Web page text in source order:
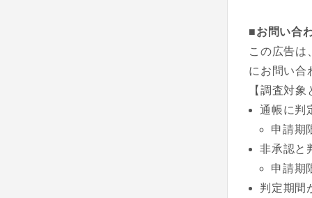
■お問い合
この広告は
にお問い合
【調査対
通帳に判
申請期
非承認と
申請期
判定期間